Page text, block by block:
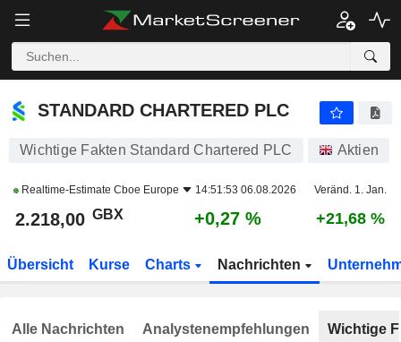
STANDARD CHARTERED PLC
Wichtige Fakten Standard Chartered PLC Aktien
Realtime-Estimate Cboe Europe 14:51:53 06.08.2026 Veränd. 1. Jan.
2.218,00 GBX +0,27 % +21,68 %
Übersicht Kurse Charts Nachrichten
Alle Nachrichten Analystenempfehlungen Wichtige